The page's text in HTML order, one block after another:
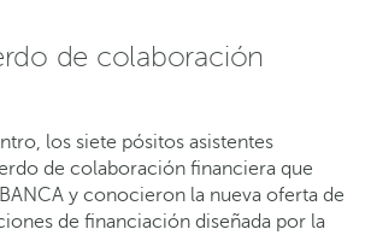
de colaboración
los siete pósitos asistentes
de colaboración financiera que
y conocieron la nueva oferta de
de financiación diseñada por la